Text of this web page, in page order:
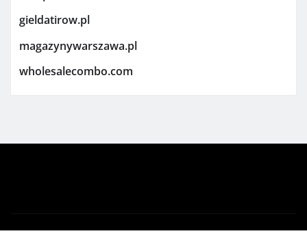
gieldatirow.pl
magazynywarszawa.pl
wholesalecombo.com